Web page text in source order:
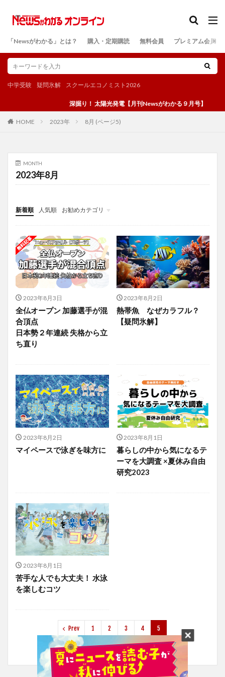
「Newsがわかる」とは？ 購入・定期購読 無料会員 プレミアム会員
中学受験 疑問氷解 スクールエコノミスト2026
深掘り！ 太陽光発電【月刊Newsがわかる９月号】
HOME 2023年 8月 (ページ5)
MONTH
2023年8月
新着順 人気順
お勧めカテゴリ
投稿
学び
マンガ
電子書籍
2023年8月3日
全仏オープン 加藤選手が混
合頂点
日本勢２年連続 失格から立
ち直り
2023年8月2日
熱帯魚 なぜカラフル？
【疑問氷解】
2023年8月2日
マイペースで泳ぎを味方に
2023年8月1日
暮らしの中から気になるテ
ーマを大調査 ×夏休み自由
研究2023
2023年8月1日
苦手な人でも大丈夫！ 水泳
を楽しむコツ
Prev 1 2 3 4 5
検索